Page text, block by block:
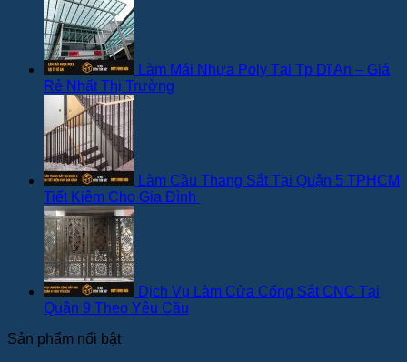
Làm Mái Nhựa Poly Tại Tp Dĩ An – Giá
Rẻ Nhất Thị Trường
Làm Cầu Thang Sắt Tại Quận 5 TPHCM
Tiết Kiệm Cho Gia Đình
Dịch Vụ Làm Cửa Cổng Sắt CNC Tại
Quận 9 Theo Yêu Cầu
Sản phẩm nổi bật